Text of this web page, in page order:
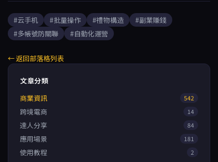
#云手机 #批量操作 #禮物構造
#副業賺錢
#多帳號防關聯
#自動化運營
← 返回部落格列表
文章分類
商業資訊
542
跨境電商 14
達人分享 84
應用場景 181
使用教程 2